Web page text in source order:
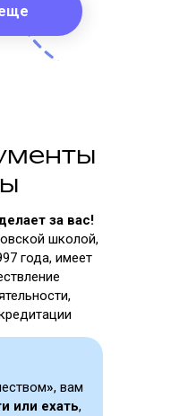
», вам
или ехать,
за вас!
школой,
года, имеет